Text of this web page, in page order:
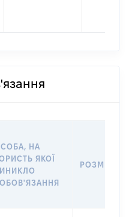
НА
ЯКОЇ
РОЗМІР